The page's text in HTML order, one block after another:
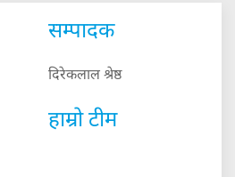
सम्पादक
दिरेकलाल श्रेष्ठ
हाम्रो टीम